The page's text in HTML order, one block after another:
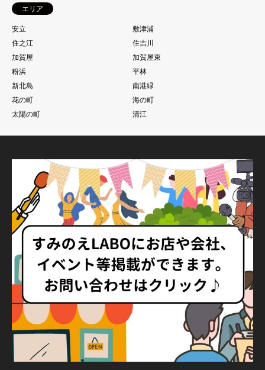
エリア
安立
敷津浦
住之江
住吉川
加賀屋
加賀屋東
粉浜
平林
新北島
南港緑
花の町
海の町
太陽の町
清江